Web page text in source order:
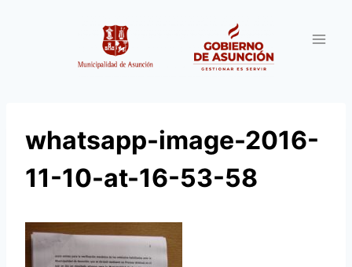
whatsapp-image-2016-
11-10-at-16-53-58